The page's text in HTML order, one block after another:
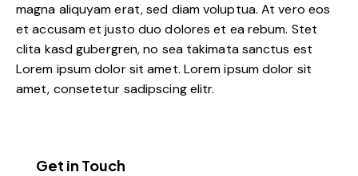
magna aliquyam erat, sed diam voluptua. At vero eos
et accusam et justo duo dolores et ea rebum. Stet
clita kasd gubergren, no sea takimata sanctus est
Lorem ipsum dolor sit amet. Lorem ipsum dolor sit
amet, consetetur sadipscing elitr.
Get in Touch